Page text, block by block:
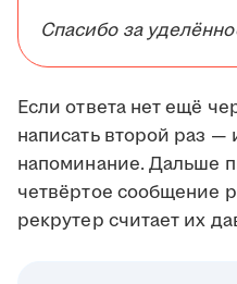
Спасибо за
Если ответа нет ещё
написать второй раз —
напоминание. Дальше
четвёртое сообщение
рекрутер считает их